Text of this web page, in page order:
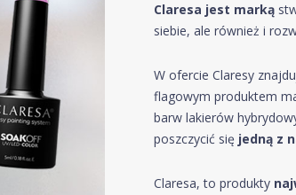
Claresa jest marką
siebie, ale również i
W ofercie Claresy
flagowym produktem
barw lakierów
poszczycić się jedną z
Claresa, to produkty